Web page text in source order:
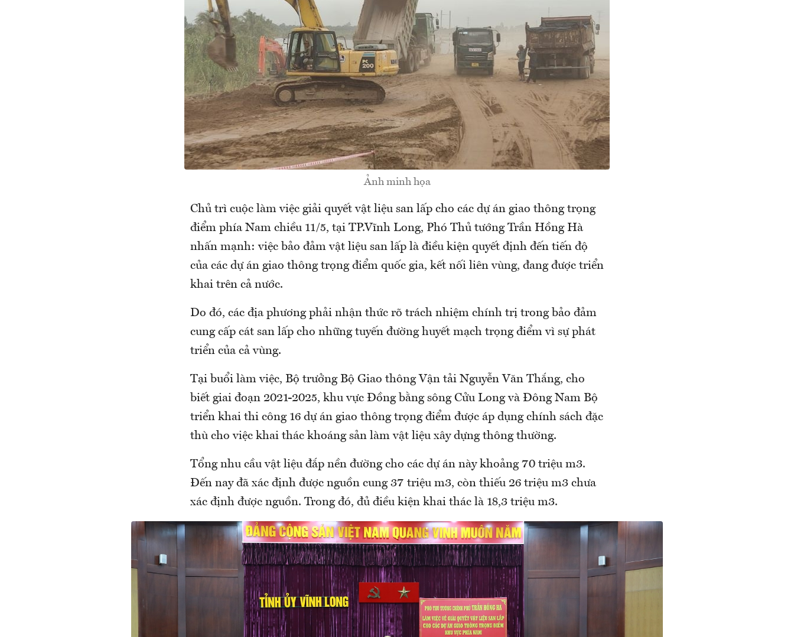
Ảnh minh họa
Chủ trì cuộc làm việc giải quyết vật liệu san lấp cho các dự án giao thông trọng
điểm phía Nam chiều 11/5, tại TP.Vĩnh Long, Phó Thủ tướng Trần Hồng Hà
nhấn mạnh: việc bảo đảm vật liệu san lấp là điều kiện quyết định đến tiến độ
của các dự án giao thông trọng điểm quốc gia, kết nối liên vùng, đang được triển
khai trên cả nước.
Do đó, các địa phương phải nhận thức rõ trách nhiệm chính trị trong bảo đảm
cung cấp cát san lấp cho những tuyến đường huyết mạch trọng điểm vì sự phát
triển của cả vùng.
Tại buổi làm việc, Bộ trưởng Bộ Giao thông Vận tải Nguyễn Văn Thắng, cho
biết giai đoạn 2021-2025, khu vực Đồng bằng sông Cửu Long và Đông Nam Bộ
triển khai thi công 16 dự án giao thông trọng điểm được áp dụng chính sách đặc
thù cho việc khai thác khoáng sản làm vật liệu xây dựng thông thường.
Tổng nhu cầu vật liệu đắp nền đường cho các dự án này khoảng 70 triệu m3.
Đến nay đã xác định được nguồn cung 37 triệu m3, còn thiếu 26 triệu m3 chưa
xác định được nguồn. Trong đó, đủ điều kiện khai thác là 18,3 triệu m3.